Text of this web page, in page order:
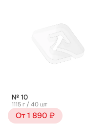
№ 10
1115 г / 40 шт
От 1 890 ₽